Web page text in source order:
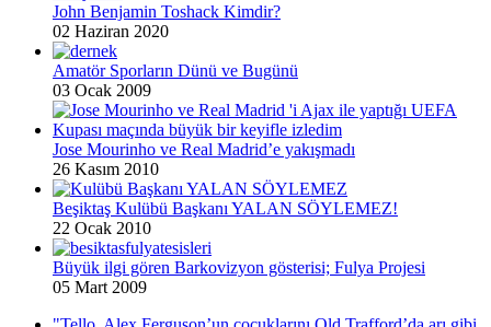
John Benjamin Toshack Kimdir?
02 Haziran 2020
Amatör Sporların Dünü ve Bugünü
03 Ocak 2009
Jose Mourinho ve Real Madrid’e yakışmadı
26 Kasım 2010
Beşiktaş Kulübü Başkanı YALAN SÖYLEMEZ!
22 Ocak 2010
Büyük ilgi gören Barkovizyon gösterisi; Fulya Projesi
05 Mart 2009